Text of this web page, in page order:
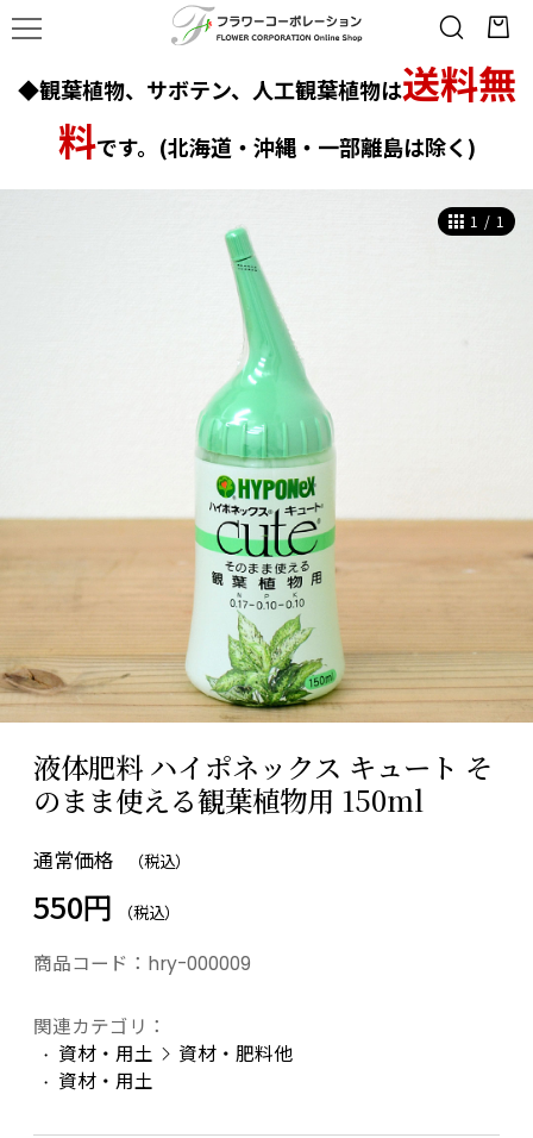
◆観葉植物、サボテン、人工観葉植物は送料無
料です。(北海道・沖縄・一部離島は除く)
1 / 1
液体肥料 ハイポネックス キュート そ
のまま使える観葉植物用 150ml
通常価格 （税込）
550円 （税込）
商品コード： hry-000009
関連カテゴリ：
資材・用土
資材・肥料他
資材・用土